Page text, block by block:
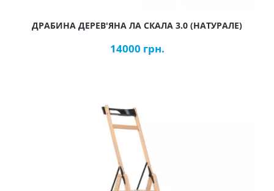
ДРАБИНА ДЕРЕВ'ЯНА ЛА СКАЛА 3.0 (НАТУРАЛЕ)
14000 грн.